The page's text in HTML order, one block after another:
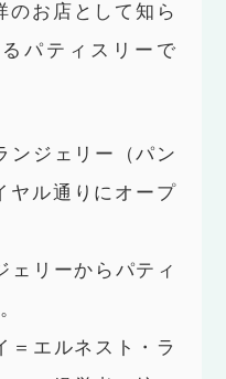
のお店として知ら
パティスリーで
ンジェリー（パン
ヤル通りにオープ
ェリーからパティ
＝エルネスト・ラ